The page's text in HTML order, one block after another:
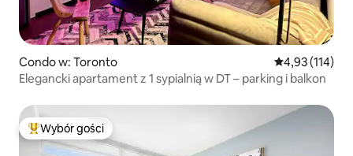
Condo w: Toronto Średnia
4,93 (114)
Elegancki apartament z 1 sypialnią w DT – parking i balkon
Najpopularniejsze z kategorii Wybór gości
Wybór gości